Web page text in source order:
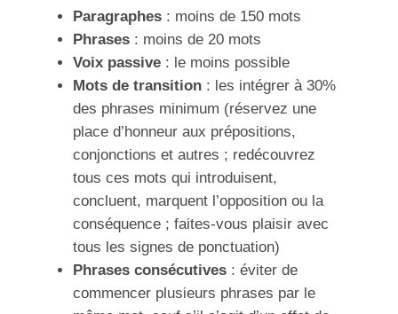
Paragraphes: moins de 150 mots
Phrases: moins de 20 mots
Voix passive: le moins possible
Mots de transition: les intégrer à 30%
des phrases minimum (réservez une
place d’honneur aux prépositions,
conjonctions et autres ; redécouvrez
tous ces mots qui introduisent,
concluent, marquent l’opposition ou la
conséquence ; faites-vous plaisir avec
tous les signes de ponctuation)
Phrases consécutives: éviter de
commencer plusieurs phrases par le